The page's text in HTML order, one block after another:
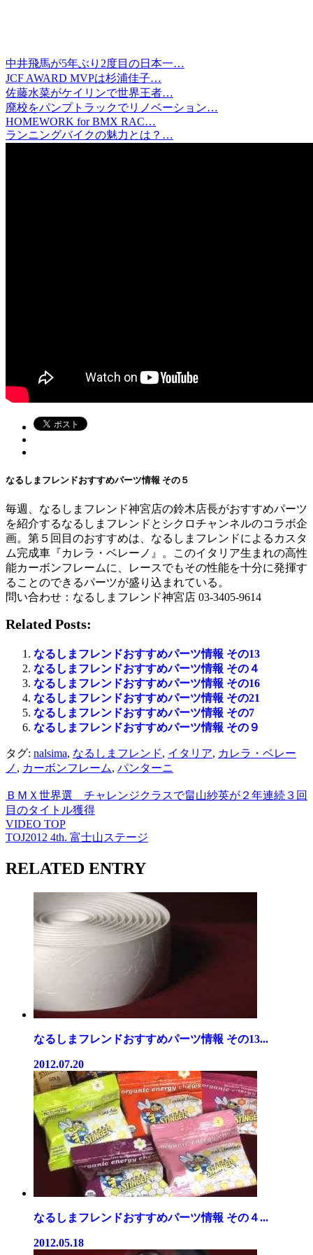
中井飛馬が5年ぶり2度目の日本一…
JCF AWARD MVPは杉浦佳子…
佐藤水菜がケイリンで世界王者…
廃校をパンプトラックでリノベーション…
HOMEWORK for BMX RAC…
ランニングバイクの魅力とは？…
なるしまフレンドおすすめパーツ情報 その５
毎週、なるしまフレンド神宮店の鈴木店長がおすすめパーツ
を紹介するなるしまフレンドとシクロチャンネルのコラボ企
画。第５回目のおすすめは、なるしまフレンドによるカスタ
ム完成車『カレラ・ベレーノ』。このイタリア生まれの高性
能カーボンフレームに、レースでもその性能を十分に発揮す
ることのできるパーツが盛り込まれている。
問い合わせ：なるしまフレンド神宮店 03-3405-9614
Related Posts:
なるしまフレンドおすすめパーツ情報 その13
なるしまフレンドおすすめパーツ情報 その４
なるしまフレンドおすすめパーツ情報 その16
なるしまフレンドおすすめパーツ情報 その21
なるしまフレンドおすすめパーツ情報 その7
なるしまフレンドおすすめパーツ情報 その９
タグ: nalsima, なるしまフレンド, イタリア, カレラ・ベレー
ノ , カーボンフレーム, パンターニ
ＢＭＸ世界選 チャレンジクラスで畠山紗英が２年連続３回
目のタイトル獲得
VIDEO TOP
TOJ2012 4th. 富士山ステージ
RELATED ENTRY
なるしまフレンドおすすめパーツ情報 その13...
2012.07.20
なるしまフレンドおすすめパーツ情報 その４...
2012.05.18